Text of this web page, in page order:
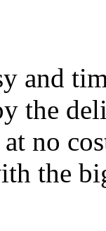
and
the
no
the